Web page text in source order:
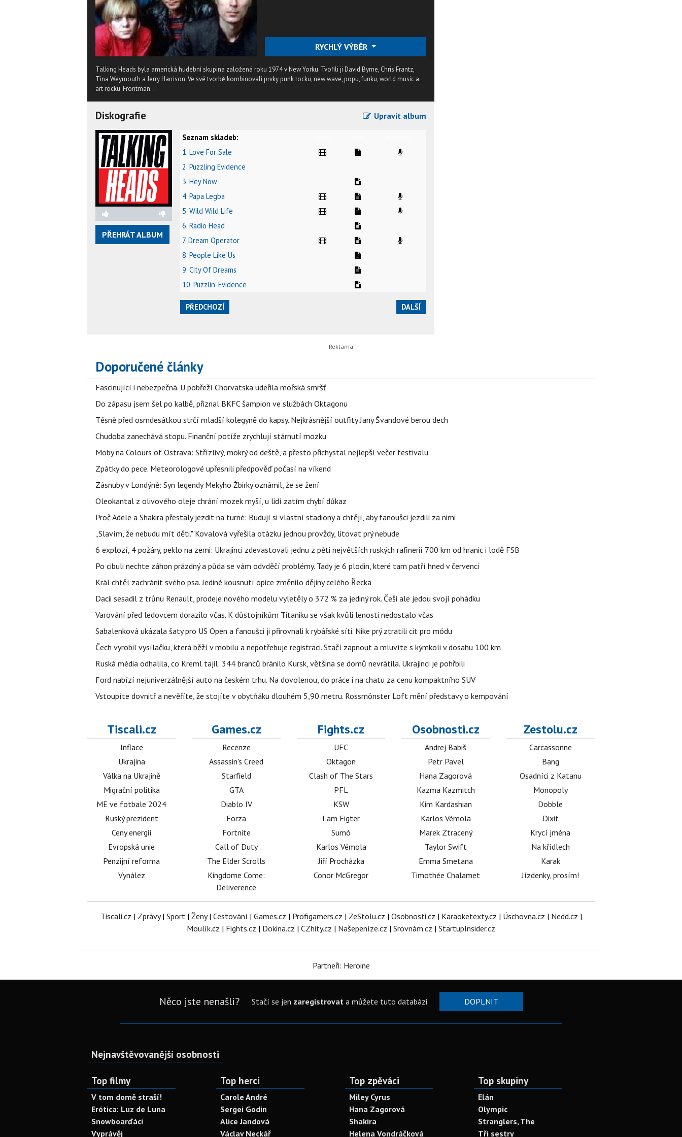
RYCHLÝ VÝBĚR
Talking Heads byla americká hudební skupina založená roku 1974 v New Yorku. Tvořili ji David Byrne, Chris Frantz,
Tina Weymouth a Jerry Harrison. Ve své tvorbě kombinovali prvky punk rocku, new wave, popu, funku, world music a
art rocku. Frontman...
Diskografie Upravit album
PŘEHRÁT ALBUM
Seznam skladeb:
1. Love For Sale
2. Puzzling Evidence
3. Hey Now
4. Papa Legba
5. Wild Wild Life
6. Radio Head
7. Dream Operator
8. People Like Us
9. City Of Dreams
10. Puzzlin' Evidence
PŘEDCHOZÍ DALŠÍ
Doporučené články
Fascinující i nebezpečná. U pobřeží Chorvatska udeřila mořská smršť
Do zápasu jsem šel po kalbě, přiznal BKFC šampion ve službách Oktagonu
Těsně před osmdesátkou strčí mladší kolegyně do kapsy. Nejkrásnější outfity Jany Švandové berou dech
Chudoba zanechává stopu. Finanční potíže zrychlují stárnutí mozku
Moby na Colours of Ostrava: Střízlivý, mokrý od deště, a přesto přichystal nejlepší večer festivalu
Zpátky do pece. Meteorologové upřesnili předpověď počasí na víkend
Zásnuby v Londýně: Syn legendy Mekyho Žbirky oznámil, že se žení
Oleokantal z olivového oleje chrání mozek myší, u lidí zatím chybí důkaz
Proč Adele a Shakira přestaly jezdit na turné: Budují si vlastní stadiony a chtějí, aby fanoušci jezdili za nimi
„Slavím, že nebudu mít děti." Kovalová vyřešila otázku jednou provždy, litovat prý nebude
6 explozí, 4 požáry, peklo na zemi: Ukrajinci zdevastovali jednu z pěti největších ruských rafinerií 700 km od hranic i lodě FSB
Po cibuli nechte záhon prázdný a půda se vám odvděčí problémy. Tady je 6 plodin, které tam patří hned v červenci
Král chtěl zachránit svého psa. Jediné kousnutí opice změnilo dějiny celého Řecka
Dacii sesadil z trůnu Renault, prodeje nového modelu vyletěly o 372 % za jediný rok. Češi ale jedou svojí pohádku
Varování před ledovcem dorazilo včas. K důstojníkům Titaniku se však kvůli lenosti nedostalo včas
Sabalenková ukázala šaty pro US Open a fanoušci ji přirovnali k rybářské síti. Nike prý ztratili cit pro módu
Čech vyrobil vysílačku, která běží v mobilu a nepotřebuje registraci. Stačí zapnout a mluvíte s kýmkoli v dosahu 100 km
Ruská média odhalila, co Kreml tajil: 344 branců bránilo Kursk, většina se domů nevrátila. Ukrajinci je pohřbili
Ford nabízí nejuniverzálnější auto na českém trhu. Na dovolenou, do práce i na chatu za cenu kompaktního SUV
Vstoupíte dovnitř a nevěříte, že stojíte v obytňáku dlouhém 5,90 metru. Rossmönster Loft mění představy o kempování
Tiscali.cz
Inflace
Ukrajina
Válka na Ukrajině
Migrační politika
ME ve fotbale 2024
Ruský prezident
Ceny energií
Evropská unie
Penzijní reforma
Vynález
Games.cz
Recenze
Assassin's Creed
Starfield
GTA
Diablo IV
Forza
Fortnite
Call of Duty
The Elder Scrolls
Kingdome Come:
Deliverence
Fights.cz
UFC
Oktagon
Clash of The Stars
PFL
KSW
I am Figter
Sumó
Karlos Vémola
Jiří Procházka
Conor McGregor
Osobnosti.cz
Andrej Babiš
Petr Pavel
Hana Zagorová
Kazma Kazmitch
Kim Kardashian
Karlos Vémola
Marek Ztracený
Taylor Swift
Emma Smetana
Timothée Chalamet
Zestolu.cz
Carcassonne
Bang
Osadníci z Katanu
Monopoly
Dobble
Dixit
Krycí jména
Na křídlech
Karak
Jízdenky, prosím!
Tiscali.cz | Zprávy| Sport| Ženy| Cestování | Games.cz | Profigamers.cz | ZeStolu.cz | Osobnosti.cz | Karaoketexty.cz | Úschovna.cz | Nedd.cz |
Moulík.cz | Fights.cz | Dokina.cz | CZhity.cz | Našepeníze.cz | Srovnám.cz | StartupInsider.cz
Partneři: Heroine
Něco jste nenašli? Stačí se jen zaregistrovata můžete tuto databázi DOPLNIT
Nejnavštěvovanější osobnosti
Top filmy
V tom domě straší!
Erótica: Luz de Luna
Snowboarďáci
Vyprávěj
Top herci
Carole André
Sergei Godin
Alice Jandová
Václav Neckář
Top zpěváci
Miley Cyrus
Hana Zagorová
Shakira
Helena Vondráčková
Top skupiny
Elán
Olympic
Stranglers, The
Tři sestry